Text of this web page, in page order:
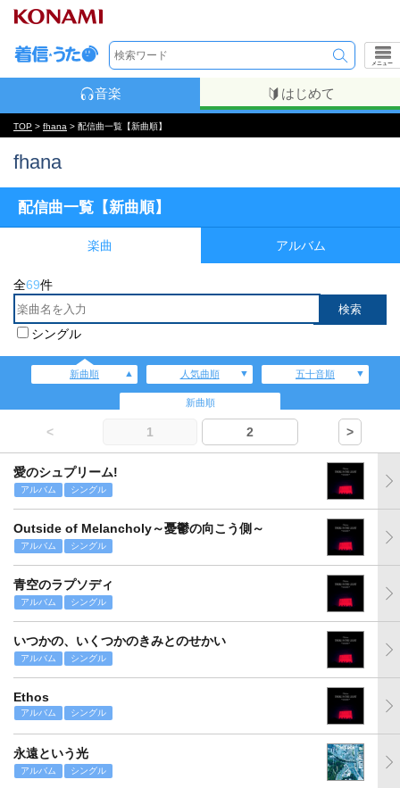
メニュー
音楽 はじめて
TOP > fhana > 配信曲一覧【新曲順】
fhana
配信曲一覧【新曲順】
楽曲 アルバム
全69件
シングル
新曲順 人気曲順 五十音順
新曲順
< 1 2 >
愛のシュプリーム!
アルバム シングル
Outside of Melancholy～憂鬱の向こう側～
アルバム シングル
青空のラプソディ
アルバム シングル
いつかの、いくつかのきみとのせかい
アルバム シングル
Ethos
アルバム シングル
永遠という光
アルバム シングル